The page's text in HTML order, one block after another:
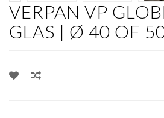
VERPAN VP
GLAS | Ø 40 OF